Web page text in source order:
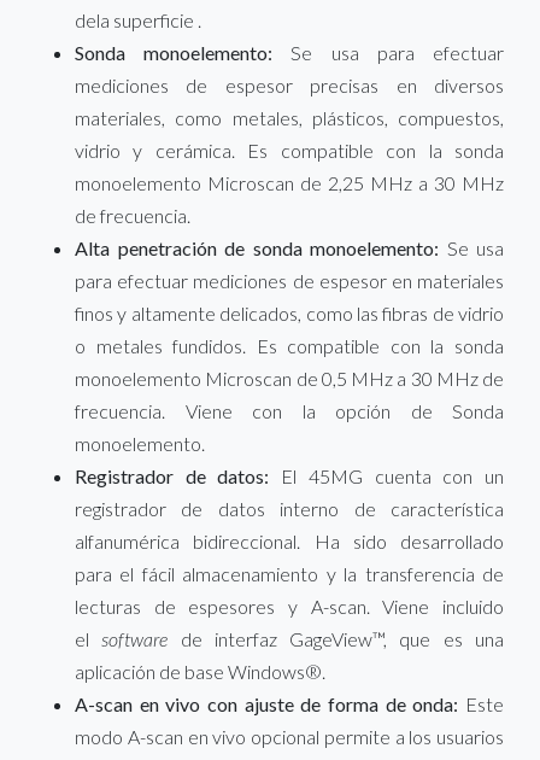
dela superficie .
Sonda monoelemento: Se usa para efectuar
mediciones de espesor precisas en diversos
materiales, como metales, plásticos, compuestos,
vidrio y cerámica. Es compatible con la sonda
monoelemento Microscan de 2,25 MHz a 30 MHz
de frecuencia.
Alta penetración de sonda monoelemento: Se usa
para efectuar mediciones de espesor en materiales
finos y altamente delicados, como las fibras de vidrio
o metales fundidos. Es compatible con la sonda
monoelemento Microscan de 0,5 MHz a 30 MHz de
frecuencia. Viene con la opción de Sonda
monoelemento.
Registrador de datos: El 45MG cuenta con un
registrador de datos interno de característica
alfanumérica bidireccional. Ha sido desarrollado
para el fácil almacenamiento y la transferencia de
lecturas de espesores y A-scan. Viene incluido
el software de interfaz GageView™, que es una
aplicación de base Windows®.
A-scan en vivo con ajuste de forma de onda: Este
modo A-scan en vivo opcional permite a los usuarios